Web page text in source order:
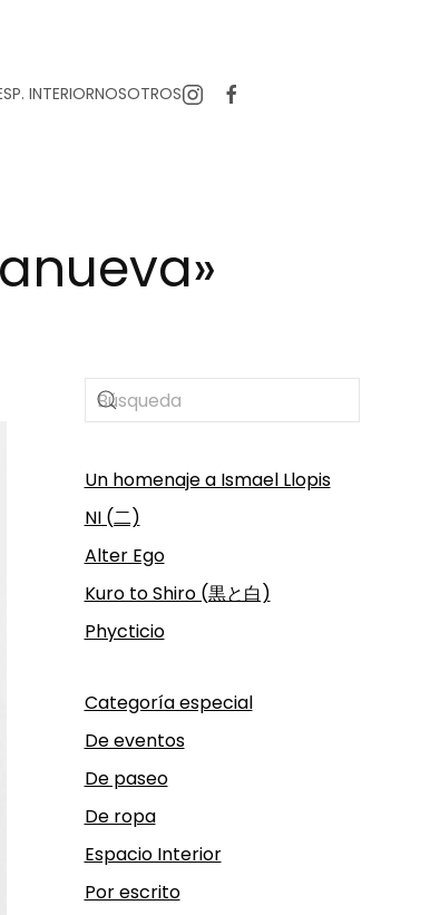
INTERIORNOSOTROS
Un homenaje a Ismael Llopis
NI (二)
Alter Ego
Kuro to Shiro (黒と白)
Phycticio
Categoría especial
De eventos
De paseo
De ropa
Espacio Interior
Por escrito